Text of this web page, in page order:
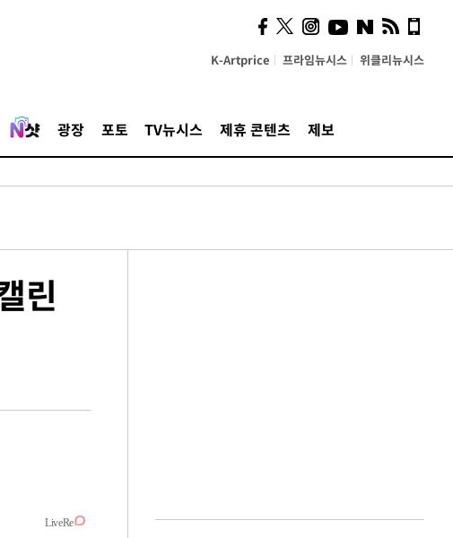
K-Artprice 프라임뉴시스 위클리뉴시스
광장 포토 TV뉴시스 제휴 콘텐츠 제보
린